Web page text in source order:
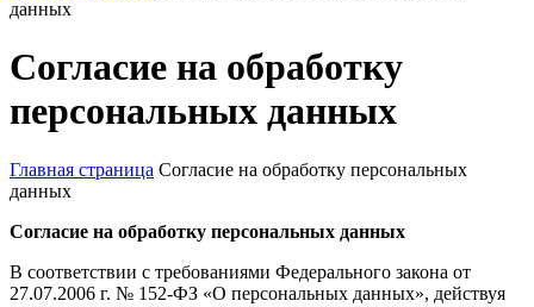
данных
Согласие на обработку
персональных данных
Главная страница Согласие на обработку персональных
данных
Согласие на обработку персональных данных
В соответствии с требованиями Федерального закона от
27.07.2006 г. № 152-ФЗ «О персональных данных», действуя